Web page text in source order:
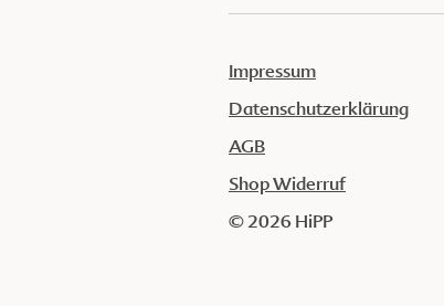
Impressum
Datenschutzerklärung
AGB
Shop Widerruf
© 2026 HiPP